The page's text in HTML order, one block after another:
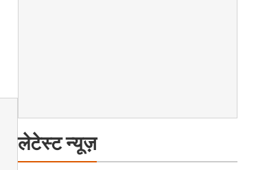
लेटेस्ट न्यूज़